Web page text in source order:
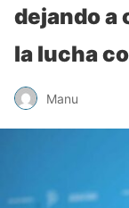
dejando a
la lucha
Manu